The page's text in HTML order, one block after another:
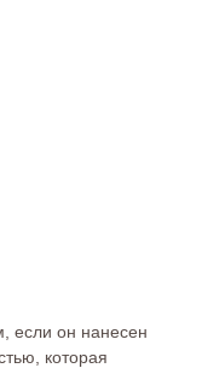
если он нанесен
которая